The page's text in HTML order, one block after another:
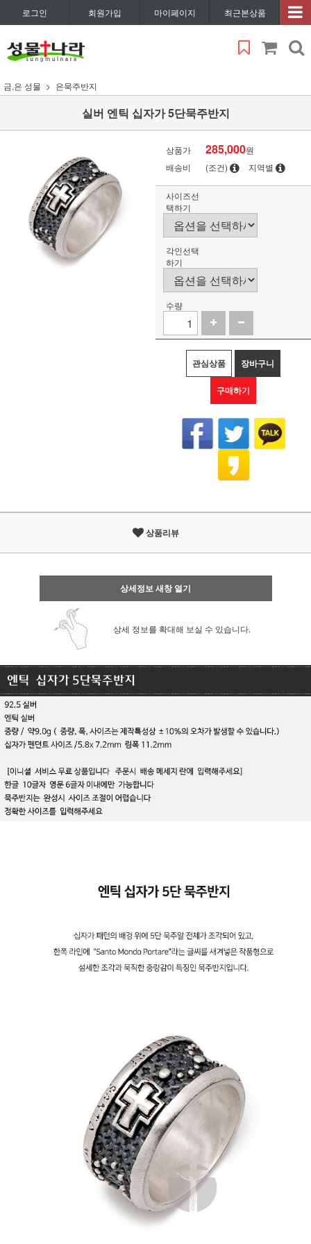
로그인 회원가입 마이페이지 최근본상품
금,은 성물 은묵주반지
실버 엔틱 십자가 5단묵주반지
상품가 285,000원
배송비
(조건) 지역별
사이즈선
택하기
각인선택
하기
수량
관심상품 장바구니
구매하기
상품리뷰
상세정보 새창 열기
상세 정보를 확대해 보실 수 있습니다.